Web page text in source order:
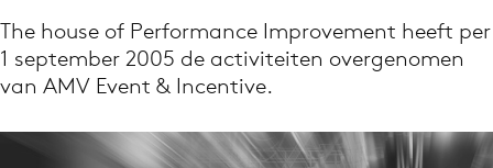
Volg het laatste nieuws via de Adformatie
Nieuws app
The house of Performance Improvement heeft per
1 september 2005 de activiteiten overgenomen
van AMV Event & Incentive.